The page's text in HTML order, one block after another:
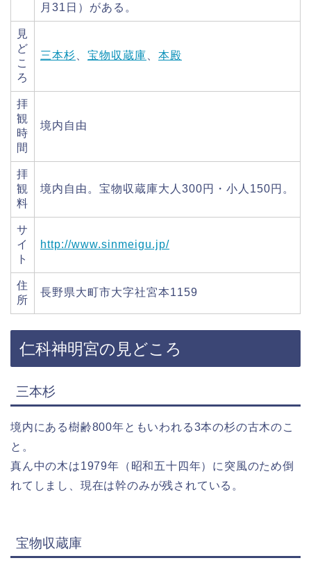
月31日）がある。
見
ど
こ
ろ
三本杉 宝物収蔵庫 本殿
拝
観
時
間
境内自由
拝
観
料
境内自由。宝物収蔵庫大人300円・小人150円。
サ
イ
ト
http://www.sinmeigu.jp/
住
所
長野県大町市大字社宮本1159
仁科神明宮の見どころ
三本杉
境内にある樹齢800年ともいわれる3本の杉の古木のこ
と。
真ん中の木は1979年（昭和五十四年）に突風のため倒
れてしまし、現在は幹のみが残されている。
宝物収蔵庫